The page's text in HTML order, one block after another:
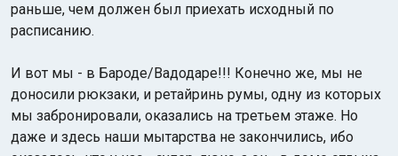
раньше, чем должен был приехать исходный по
расписанию.
И вот мы - в Бароде/Вадодаре!!! Конечно же, мы не
доносили рюкзаки, и ретайринь румы, одну из которых
мы забронировали, оказались на третьем этаже. Но
даже и здесь наши мытарства не закончились, ибо